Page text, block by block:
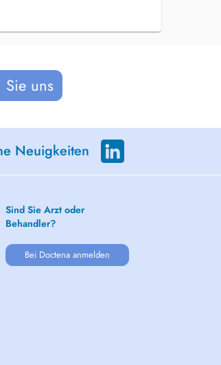
Sie uns
Neuigkeiten
Sind Sie Arzt oder
Behandler?
Bei Doctena anmelden